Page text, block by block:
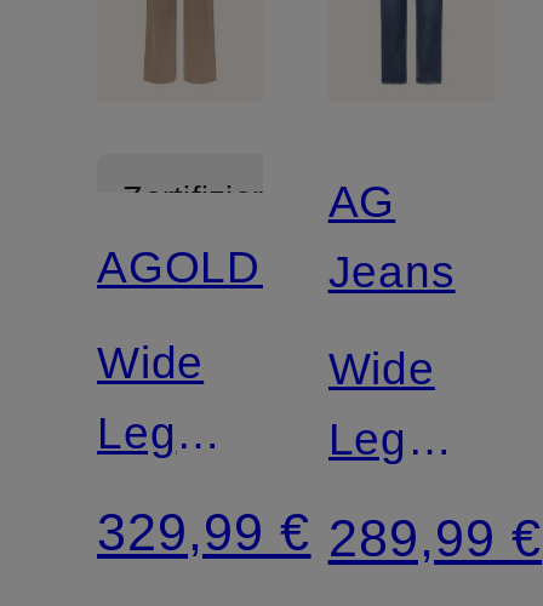
Zertifiziert
AGOLDE
Wide
Leg
Jeans
LOW
329,99 €
AG
Jeans
Wide
Leg
Jeans
NEW
289,99 €